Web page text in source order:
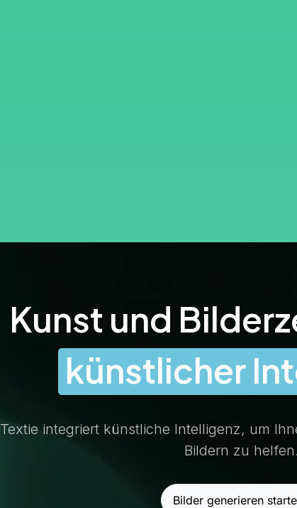
Kunst und
künstlicher
Textie integriert künstliche Intelligenz, um
Bildern zu helfen.
Bilder generieren